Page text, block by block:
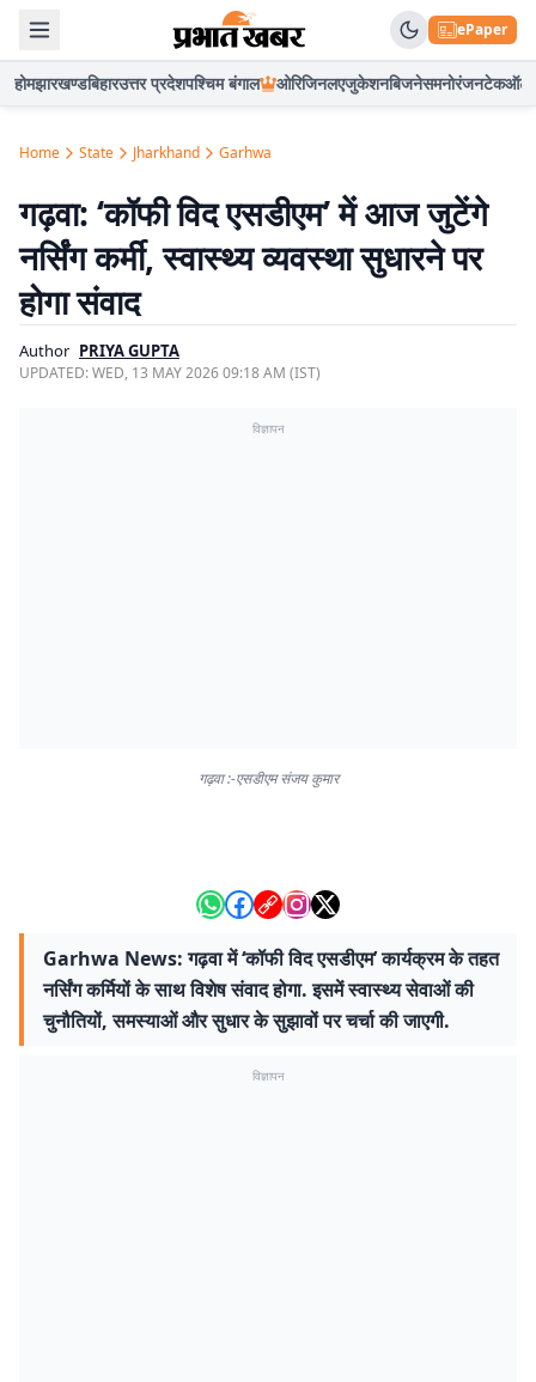
ePaper
होमझारखण्डबिहारउत्तर प्रदेशपश्चिम बंगाल ओरिजिनलएजुकेशनबिजनेसमनोरंजनटेकऑटो
Home State Jharkhand Garhwa
गढ़वा: ‘कॉफी विद एसडीएम’ में आज जुटेंगे
नर्सिंग कर्मी, स्वास्थ्य व्यवस्था सुधारने पर
होगा संवाद
Author PRIYA GUPTA
UPDATED:WED, 13 MAY 2026 09:18 AM (IST)
विज्ञापन
गढ़वा :-एसडीएम संजय कुमार
Garhwa News: गढ़वा में ‘कॉफी विद एसडीएम’ कार्यक्रम के तहत
नर्सिंग कर्मियों के साथ विशेष संवाद होगा. इसमें स्वास्थ्य सेवाओं की
चुनौतियों, समस्याओं और सुधार के सुझावों पर चर्चा की जाएगी.
विज्ञापन